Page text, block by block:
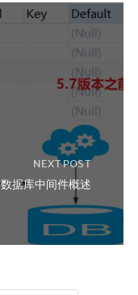
NEXT POST
数据库中间件概述